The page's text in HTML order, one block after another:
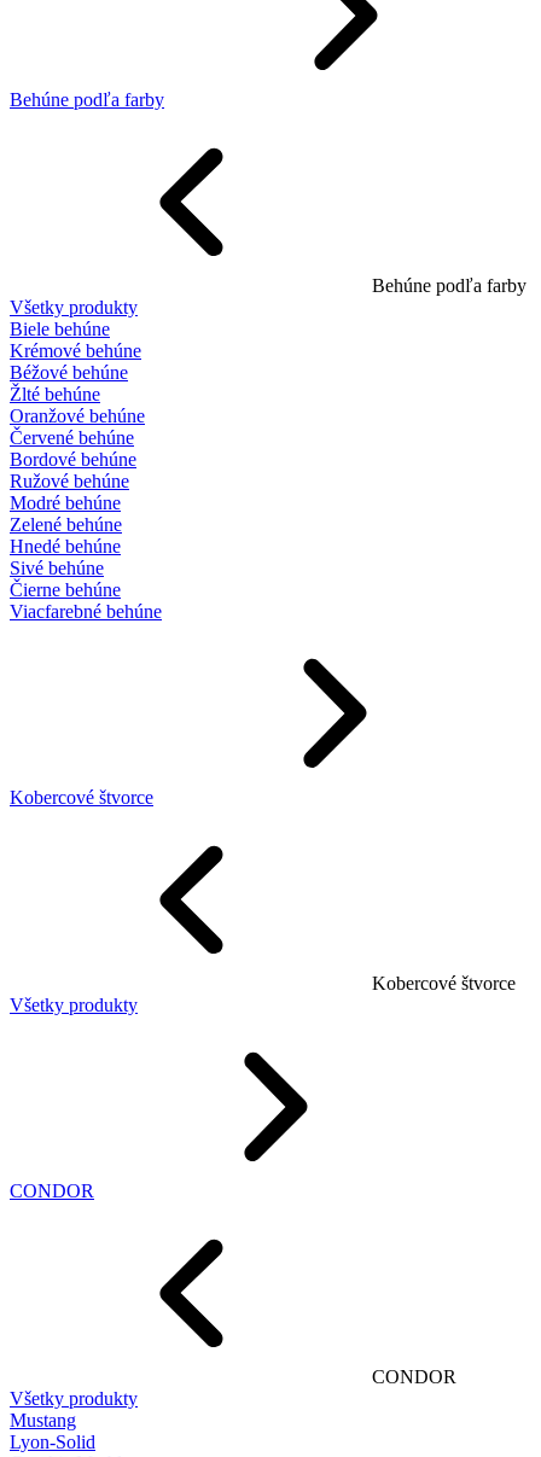
Behúne podľa farby
Behúne podľa farby
Všetky produkty
Biele behúne
Krémové behúne
Béžové behúne
Žlté behúne
Oranžové behúne
Červené behúne
Bordové behúne
Ružové behúne
Modré behúne
Zelené behúne
Hnedé behúne
Sivé behúne
Čierne behúne
Viacfarebné behúne
Kobercové štvorce
Kobercové štvorce
Všetky produkty
CONDOR
CONDOR
Všetky produkty
Mustang
Lyon-Solid